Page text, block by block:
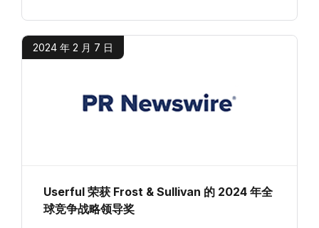
2024 年 2 月 7 日
Userful 荣获 Frost & Sullivan 的 2024 年全
球竞争战略领导奖